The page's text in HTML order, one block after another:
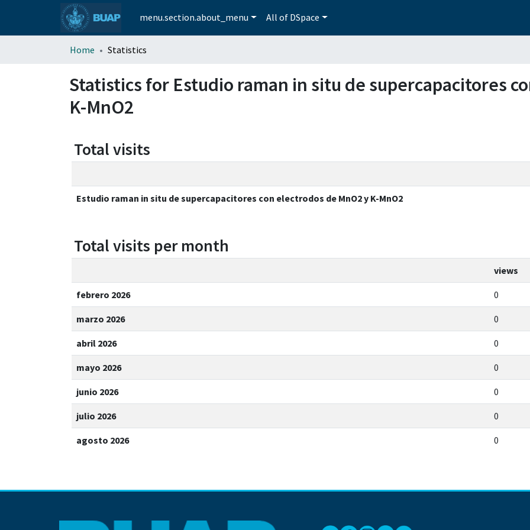
menu.section.about_menu All of DSpace
Home Statistics
Statistics for Estudio raman in situ de supercapacitores
K-MnO2
Total visits
Estudio raman in situ de supercapacitores con electrodos de MnO2 y K-MnO2
Total visits per month
views
febrero 2026 0
marzo 2026 0
abril 2026 0
mayo 2026 0
junio 2026 0
julio 2026 0
agosto 2026 0